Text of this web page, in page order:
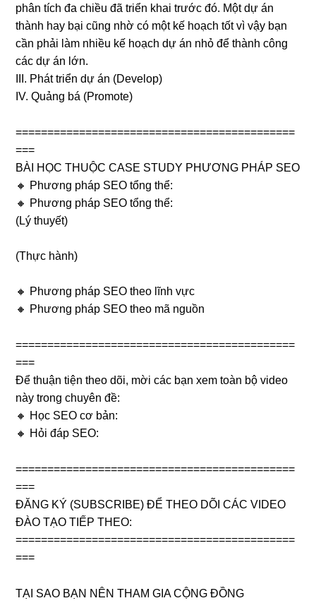
phân tích đa chiều đã triển khai trước đó. Một dự án
thành hay bại cũng nhờ có một kế hoạch tốt vì vậy bạn
cần phải làm nhiều kế hoạch dự án nhỏ để thành công
các dự án lớn.
III. Phát triển dự án (Develop)
IV. Quảng bá (Promote)
============================================
===
BÀI HỌC THUỘC CASE STUDY PHƯƠNG PHÁP SEO
🔸 Phương pháp SEO tổng thể:
🔸 Phương pháp SEO tổng thể:
(Lý thuyết)
(Thực hành)
🔸 Phương pháp SEO theo lĩnh vực
🔸 Phương pháp SEO theo mã nguồn
============================================
===
Để thuận tiện theo dõi, mời các bạn xem toàn bộ video
này trong chuyên đề:
🔸 Học SEO cơ bản:
🔸 Hỏi đáp SEO:
============================================
===
ĐĂNG KÝ (SUBSCRIBE) ĐỂ THEO DÕI CÁC VIDEO
ĐÀO TẠO TIẾP THEO:
============================================
===
TẠI SAO BẠN NÊN THAM GIA CỘNG ĐỒNG